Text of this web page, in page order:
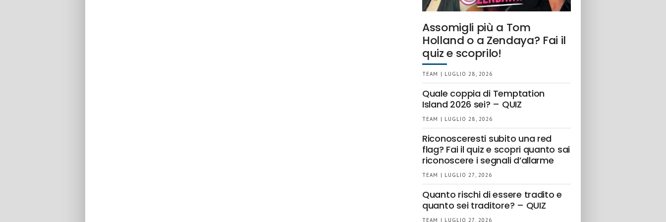
Assomigli più a Tom
Holland o a Zendaya? Fai il
quiz e scoprilo!
TEAM | LUGLIO 28, 2026
Quale coppia di Temptation
Island 2026 sei? – QUIZ
TEAM | LUGLIO 28, 2026
Riconosceresti subito una red
flag? Fai il quiz e scopri quanto sai
riconoscere i segnali d’allarme
TEAM | LUGLIO 27, 2026
Quanto rischi di essere tradito e
quanto sei traditore? – QUIZ
TEAM | LUGLIO 27, 2026